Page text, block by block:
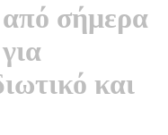
από σήμερα
και